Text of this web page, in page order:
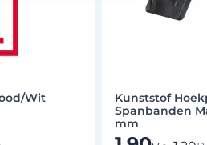
Wit
Kunststof
Spanbanden
mm